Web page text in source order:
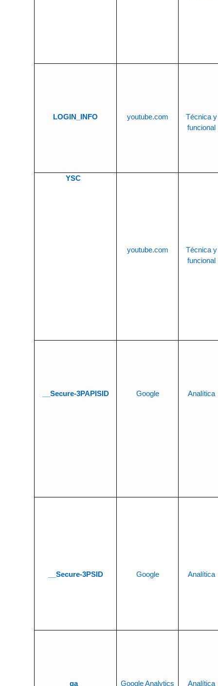
LOGIN_INFO youtube.com
Técnica y
funcional
YSC
youtube.com
Técnica y
funcional
__Secure-3PAPISID Google Analítica
__Secure-3PSID Google Analítica
ga Google Analytics Analítica